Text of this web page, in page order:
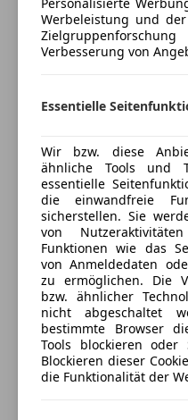
Fahrerairbag
Kurvenlicht
LED-Scheinwerfer
Nebelscheinwerfer
Seitenairbag
Spurhalteassistent
Totwinkel-Assistent
Extras
Alufelgen
anpassen
Auto einfach online
Jetzt
Verkäufer Privat
3650 Pöggstall, AT
Kontakt
Werbeleistung und
Verbesserung von
Essentielle
Wir bzw. diese
ähnliche Tools und
essentielle
die einwandfreie
sicherstellen. Sie
von
Funktionen wie das
von Anmeldedaten
zu ermöglichen. Die
bzw. ähnlicher
nicht abgeschaltet
bestimmte Browser
Tools blockieren oder
Blockieren dieser
die Funktionalität der